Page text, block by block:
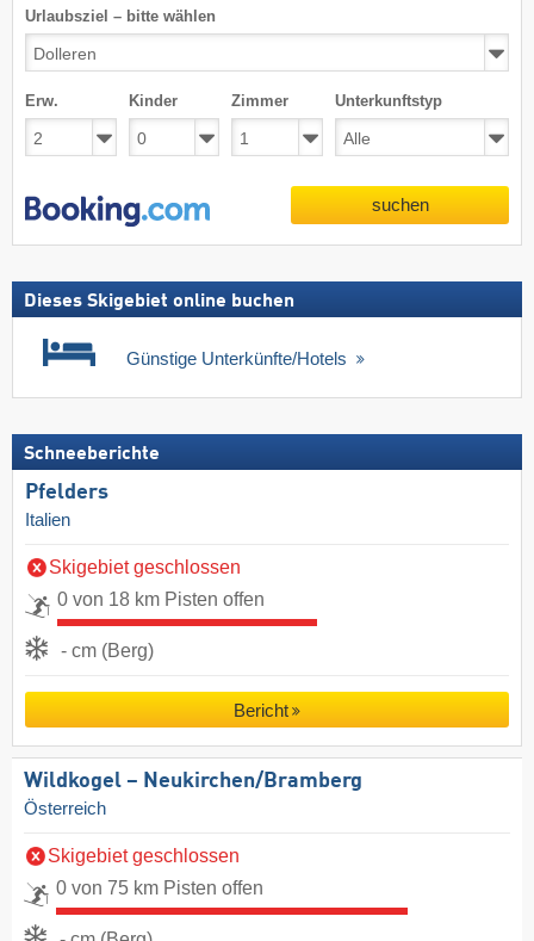
Urlaubsziel – bitte wählen
Erw. Kinder Zimmer Unterkunftstyp
suchen
Dieses Skigebiet online buchen
Günstige Unterkünfte/Hotels
Schneeberichte
Pfelders
Italien
Skigebiet geschlossen
0 von 18 km Pisten offen
- cm (Berg)
Bericht
Wildkogel – Neukirchen/​Bramberg
Österreich
Skigebiet geschlossen
0 von 75 km Pisten offen